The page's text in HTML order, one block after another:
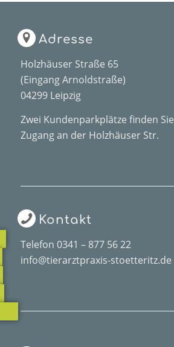
Adresse
Holzhäuser Straße 65
(Eingang Arnoldstraße)
04299 Leipzig
Zwei Kundenparkplätze finden
Zugang an der Holzhäuser Str.
Kontakt
Telefon 0341 – 877 56 22
info@tierarztpraxis-stoetteritz.de